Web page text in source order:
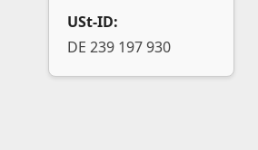
USt-ID:
DE 239 197 930